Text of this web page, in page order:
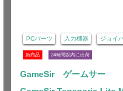
PCパーツ 入力機器 ジョイ
新商品 24時間以内に出荷
GameSir ゲームサー